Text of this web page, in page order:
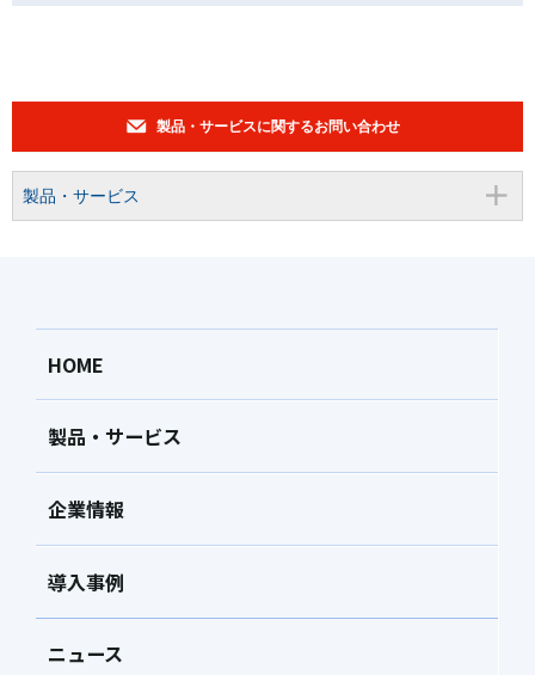
製品・サービスに関するお問い合わせ
製品・サービス
HOME
製品・サービス
企業情報
導入事例
ニュース